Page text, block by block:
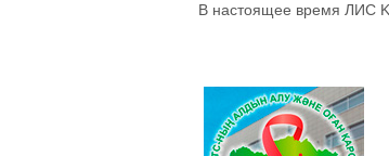
В настоящее время ЛИС